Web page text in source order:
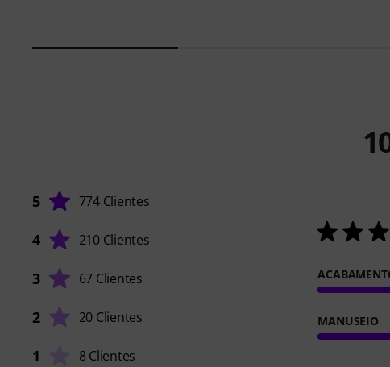
5 774 Clientes
4 210 Clientes
3 67 Clientes
2 20 Clientes
1 8 Clientes
MANUSEIO